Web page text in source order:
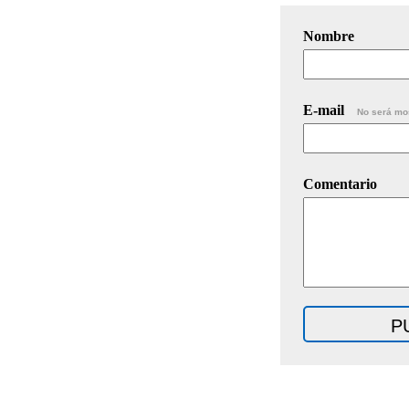
Nombre
E-mail No será
Comentario